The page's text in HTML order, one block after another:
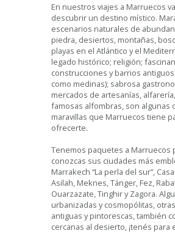
En nuestros viajes a Marruecos
descubrir un destino místico.
escenarios naturales de
piedra, desiertos, montañas,
playas en el Atlántico y el
legado histórico; religión;
construcciones y barrios
como medinas); sabrosa
mercados de artesanías,
famosas alfombras, son algunas
maravillas que Marruecos tiene
ofrecerte.
Tenemos paquetes a Marruecos
conozcas sus ciudades más
Marrakech “La perla del sur”,
Asilah, Meknes, Tánger, Fez,
Ouarzazate, Tinghir y Zagora.
urbanizadas y cosmopólitas,
antiguas y pintorescas, también
cercanas al desierto, ¡tenés para